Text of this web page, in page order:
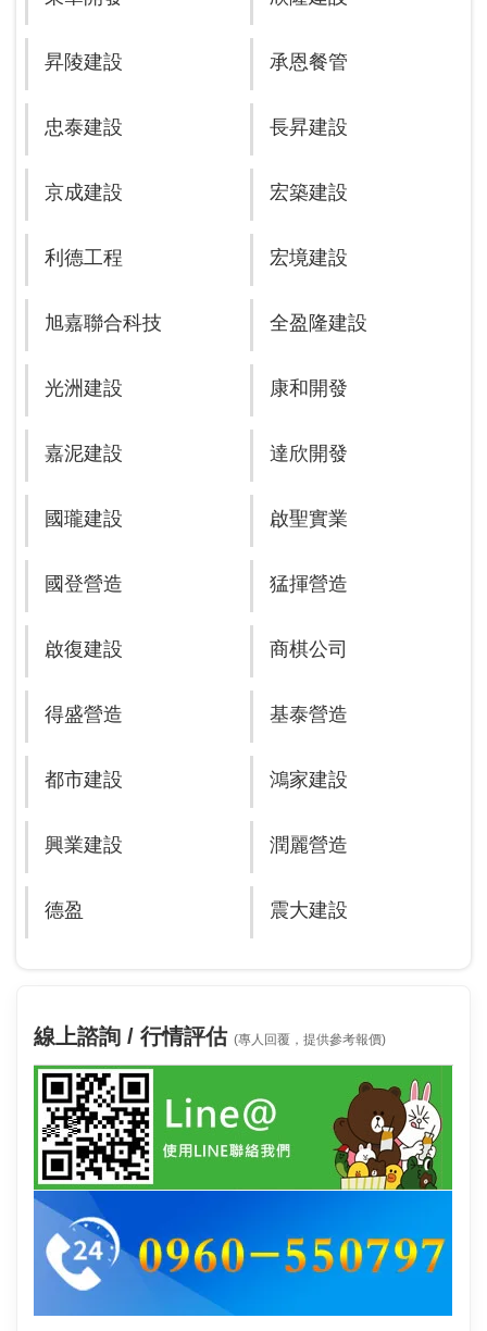
昇陵建設 承恩餐管
忠泰建設 長昇建設
京成建設 宏築建設
利德工程 宏境建設
旭嘉聯合科技 全盈隆建設
光洲建設 康和開發
嘉泥建設 達欣開發
國瓏建設 啟聖實業
國登營造 猛揮營造
啟復建設 商棋公司
得盛營造 基泰營造
都市建設 鴻家建設
興業建設 潤麗營造
德盈 震大建設
線上諮詢 / 行情評估 (專人回覆，提供參考報價)